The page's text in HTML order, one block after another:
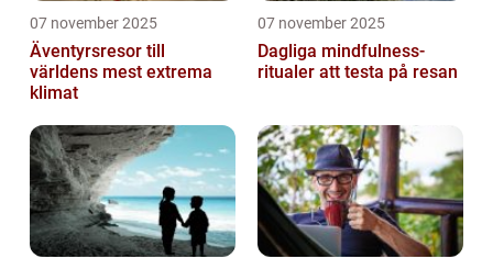
07 november 2025
Äventyrsresor till
världens mest extrema
klimat
07 november 2025
Dagliga mindfulness-
ritualer att testa på resan